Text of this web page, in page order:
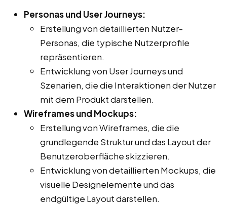
Personas und User Journeys:
Erstellung von detaillierten Nutzer-
Personas, die typische Nutzerprofile
repräsentieren.
Entwicklung von User Journeys und
Szenarien, die die Interaktionen der Nutzer
mit dem Produkt darstellen.
Wireframes und Mockups:
Erstellung von Wireframes, die die
grundlegende Struktur und das Layout der
Benutzeroberfläche skizzieren.
Entwicklung von detaillierten Mockups, die
visuelle Designelemente und das
endgültige Layout darstellen.